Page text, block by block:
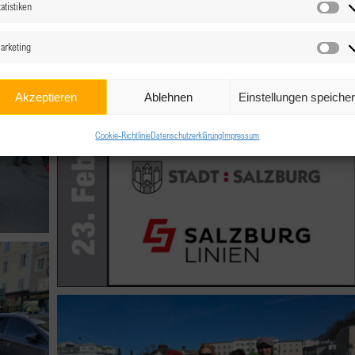
Akzeptieren Ablehnen Einstellungen
Cookie-RichtlinieDatenschutzerklärungImpressum